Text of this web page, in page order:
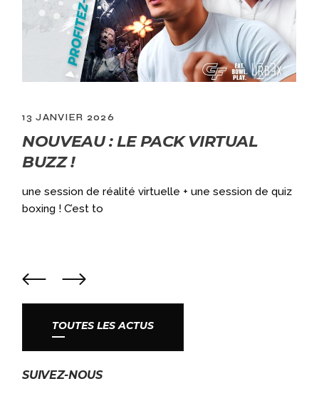
13 JANVIER 2026
NOUVEAU : LE PACK VIRTUAL
BUZZ !
une session de réalité virtuelle + une session de quiz
boxing ! C’est to
TOUTES LES ACTUS
SUIVEZ-NOUS